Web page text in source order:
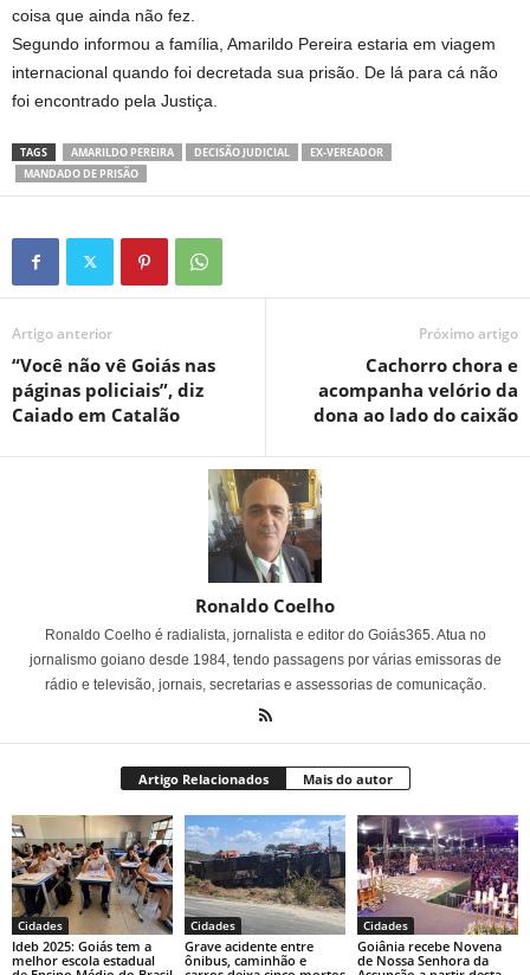
coisa que ainda não fez.
Segundo informou a família, Amarildo Pereira estaria em viagem
internacional quando foi decretada sua prisão. De lá para cá não
foi encontrado pela Justiça.
TAGS AMARILDO PEREIRA DECISÃO JUDICIAL
EX-VEREADOR
MANDADO DE PRISÃO
Artigo anterior
“Você não vê Goiás nas
páginas policiais”, diz
Caiado em Catalão
Próximo artigo
Cachorro chora e
acompanha velório da
dona ao lado do caixão
Ronaldo Coelho
Ronaldo Coelho é radialista, jornalista e editor do Goiás365. Atua no
jornalismo goiano desde 1984, tendo passagens por várias emissoras de
rádio e televisão, jornais, secretarias e assessorias de comunicação.
Artigo Relacionados Mais do autor
Cidades
Ideb 2025: Goiás tem a
melhor escola estadual
Cidades
Grave acidente entre
ônibus, caminhão e
Cidades
Goiânia recebe Novena
de Nossa Senhora da